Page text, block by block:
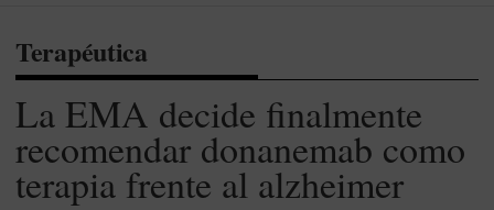
Terapéutica
La EMA decide finalmente
recomendar donanemab como
terapia frente al alzheimer